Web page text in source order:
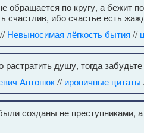
обращается по кругу, а бежит
счастлив, ибо счастье есть
// Невыносимая лёгкость бытия //
душу, тогда забудьте
Антонюк// ироничные цитаты
созданы не преступниками,